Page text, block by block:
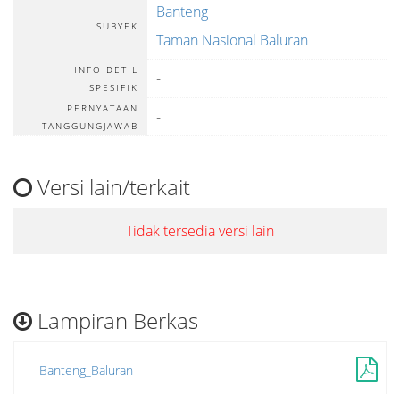
SUBYEK
Banteng
Taman Nasional Baluran
INFO DETIL
SPESIFIK
-
PERNYATAAN
TANGGUNGJAWAB
-
Versi lain/terkait
Tidak tersedia versi lain
Lampiran Berkas
Banteng_Baluran